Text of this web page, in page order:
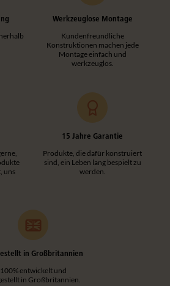
Werkzeuglose Montage
Kundenfreundliche
Konstruktionen machen jede
Montage einfach und
werkzeuglos.
uns
15 Jahre Garantie
Produkte, die dafür konstruiert
sind, ein Leben lang bespielt zu
werden.
in Großbritannien
100% entwickelt und
in Großbritannien.